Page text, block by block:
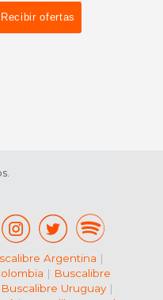
Argentina |
| Buscalibre
Buscalibre Uruguay|